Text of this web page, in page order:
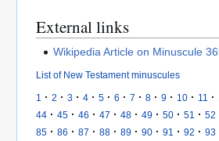
External links
Wikipedia Article on Minuscule
List of New Testament minuscules
1 · 2 · 3 · 4 · 5 · 6 · 7 · 8 · 9 · 10 · 11 ·
44 · 45 · 46 · 47 · 48 · 49 · 50 · 51 · 52
85 · 86 · 87 · 88 · 89 · 90 · 91 · 92 · 93